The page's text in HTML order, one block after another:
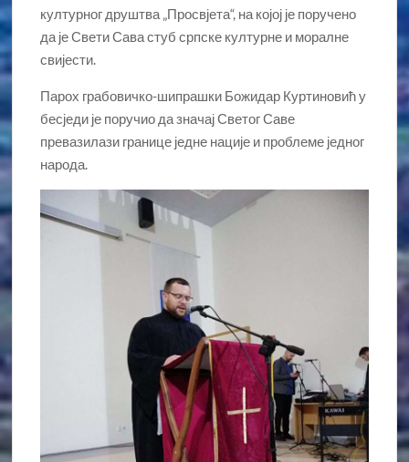
културног друштва „Просвјета“, на којој је поручено
да је Свети Сава стуб српске културне и моралне
свијести.
Парох грабовичко-шипрашки Божидар Куртиновић у
бесједи је поручио да значај Светог Саве
превазилази границе једне нације и проблеме једног
народа.